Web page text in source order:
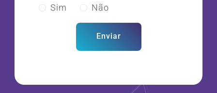
Sim
Não
Enviar